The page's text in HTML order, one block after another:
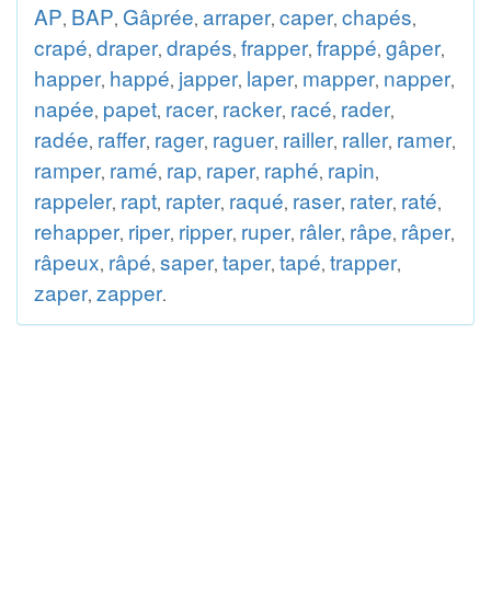
AP, BAP, Gâprée, arraper, caper, chapés,
crapé, draper, drapés, frapper, frappé, gâper,
happer, happé, japper, laper, mapper, napper,
napée, papet, racer, racker, racé, rader,
radée, raffer, rager, raguer, railler, raller, ramer,
ramper, ramé, rap, raper, raphé, rapin,
rappeler, rapt, rapter, raqué, raser, rater, raté,
rehapper, riper, ripper, ruper, râler, râpe, râper,
râpeux, râpé, saper, taper, tapé, trapper,
zaper, zapper.